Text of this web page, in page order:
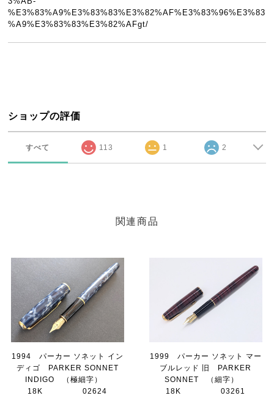
%E3%83%A9%E3%83%83%E3%82%AF%E3%83%96%E3%83
%A9%E3%83%83%E3%82%AFgt/
ショップの評価
すべて 113 1 2
関連商品
1994 パーカー ソネット イン
ディゴ PARKER SONNET
INDIGO （極細字）
18K 02624
1999 パーカー ソネット マー
ブルレッド 旧 PARKER
SONNET （細字）
18K 03261